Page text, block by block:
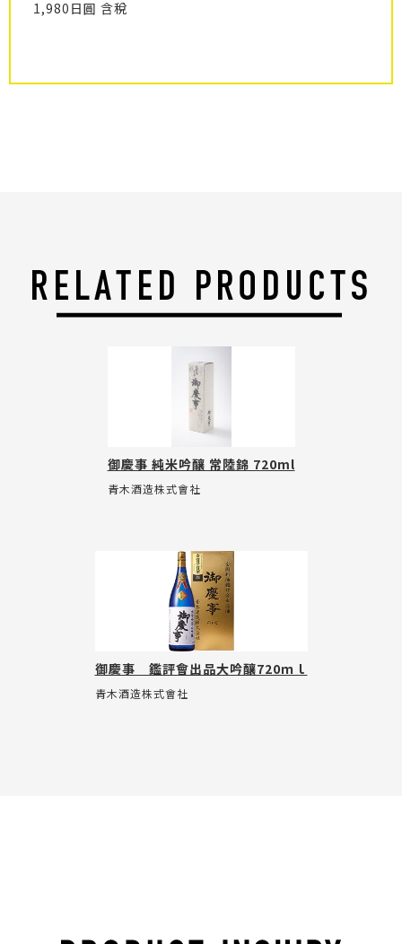
1,980日圓 含稅
御慶事 純米吟釀 常陸錦 720ml
青木酒造株式會社
御慶事 鑑評會出品大吟釀720ｍｌ
青木酒造株式會社